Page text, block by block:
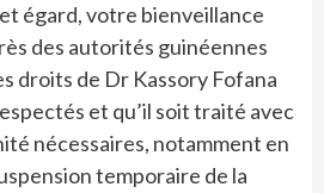
égard, votre bienveillance
des autorités guinéennes
droits de Dr Kassory Fofana
et qu’il soit traité avec
nécessaires, notamment en
temporaire de la